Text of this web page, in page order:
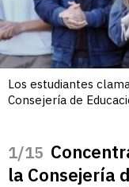
Los estudiantes
Consejería de
/15
la Consejería